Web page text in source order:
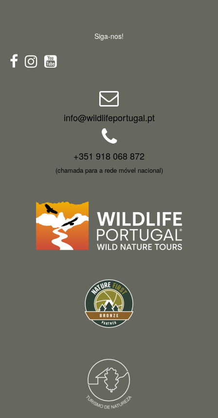
Siga-nos!
info@wildlifeportugal.pt
+351 918 068 872
(chamada para a rede móvel nacional)